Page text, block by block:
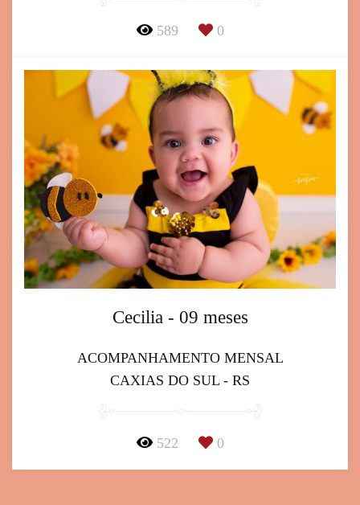
589 0
Cecilia - 09 meses
ACOMPANHAMENTO MENSAL
CAXIAS DO SUL - RS
522 0